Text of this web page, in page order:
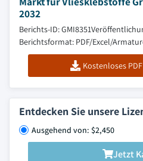
2032
Berichts-ID: GMI8351
Berichtsformat: PDF/Excel/
Kostenloses
Entdecken Sie unsere
Ausgehend von: $2,450
Jetzt